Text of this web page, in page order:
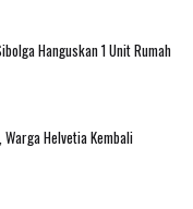
Hanguskan 1 Unit Rumah
Helvetia Kembali